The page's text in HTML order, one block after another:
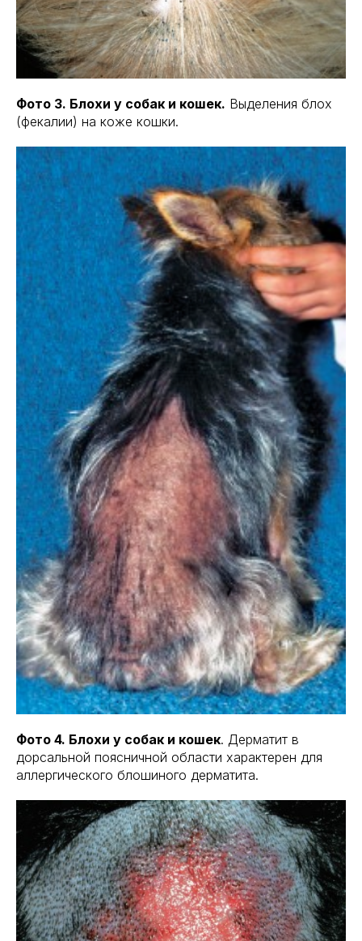
Фото 3. Блохи у собак и кошек. Выделения блох
(фекалии) на коже кошки.
Фото 4. Блохи у собак и кошек. Дерматит в
дорсальной поясничной области характерен для
аллергического блошиного дерматита.